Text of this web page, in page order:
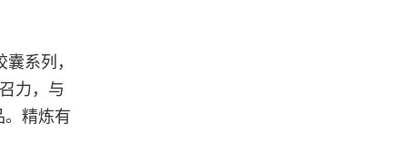
系列，
力，与
精炼有